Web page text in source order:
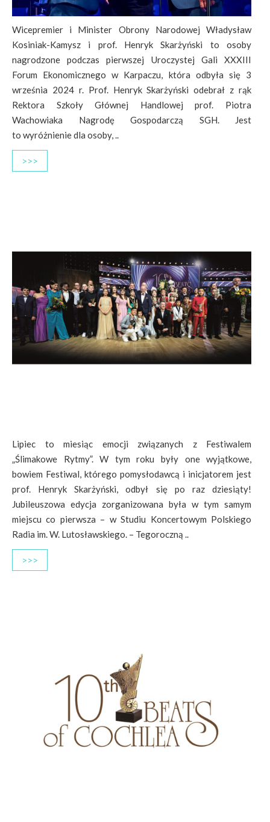
Wicepremier i Minister Obrony Narodowej Władysław
Kosiniak-Kamysz i prof. Henryk Skarżyński to osoby
nagrodzone podczas pierwszej Uroczystej Gali XXXIII
Forum Ekonomicznego w Karpaczu, która odbyła się 3
września 2024 r. Prof. Henryk Skarżyński odebrał z rąk
Rektora Szkoły Głównej Handlowej prof. Piotra
Wachowiaka Nagrodę Gospodarczą SGH. Jest
to wyróżnienie dla osoby, ..
>>>
Lipiec to miesiąc emocji związanych z Festiwalem
„Ślimakowe Rytmy”. W tym roku były one wyjątkowe,
bowiem Festiwal, którego pomysłodawcą i inicjatorem jest
prof. Henryk Skarżyński, odbył się po raz dziesiąty!
Jubileuszowa edycja zorganizowana była w tym samym
miejscu co pierwsza – w Studiu Koncertowym Polskiego
Radia im. W. Lutosławskiego. – Tegoroczną ..
>>>